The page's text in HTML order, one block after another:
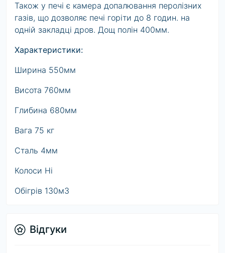
Також у печі є камера допалювання перолізних
газів, що дозволяє печі горіти до 8 годин. на
одній закладці дров. Дощ полін 400мм.
Характеристики:
Ширина 550мм
Висота 760мм
Глибина 680мм
Вага 75 кг
Сталь 4мм
Колоси Ні
Обігрів 130м3
Відгуки